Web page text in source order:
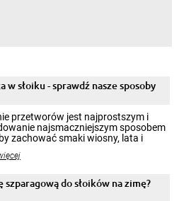
w słoiku - sprawdź nasze sposoby
przetworów jest najprostszym i
najsmaczniejszym sposobem
zachować smaki wiosny, lata i
by cieszyć nimi oko w sezonie
atmosferę cieplejszych
Przygotowanie słoików ze
szparagową do słoików na zimę?